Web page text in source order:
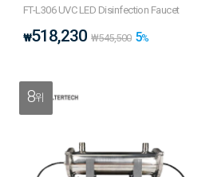
FT-L306 UVC LED Disinfection Faucet
₩518,230 ₩545,500 5%
8위